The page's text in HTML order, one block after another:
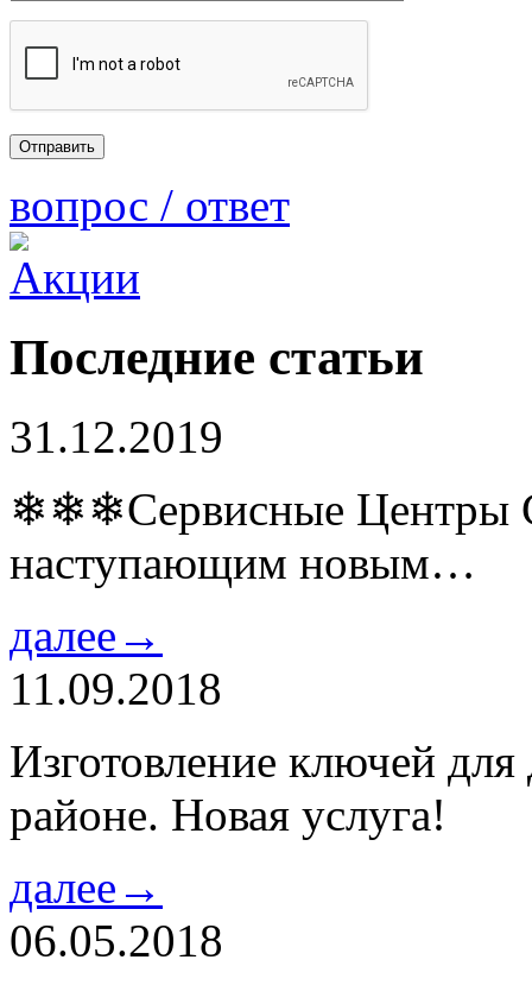
вопрос / ответ
Последние статьи
31.12.2019
❄❄❄Сервисные Центры
наступающим новым…
далее→
11.09.2018
Изготовление ключей
районе. Новая услуга!
далее→
06.05.2018